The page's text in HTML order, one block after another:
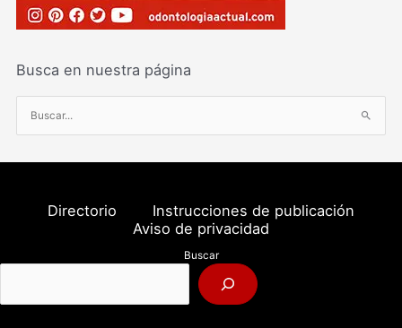
Busca en nuestra página
u
s
o
:
Directorio
Instrucciones de publicación
Aviso de privacidad
Buscar